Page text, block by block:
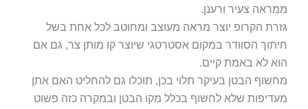
ממראה צעיר ורענן.
גזרת הקרופ יוצר מראה מעוצב ומחוטב לכל אחת בשל
חיתוך הסוודר במקום אסטרטגי שיוצר קו מותן צר, גם אם
הוא לא באמת קיים.
מחשוף הבטן בעיקר תלוי בכן, תוכלו גם להחליט האם אתן
מעדיפות שלא לחשוף בכלל מקו הבטן ובמקרה כזה פשוט